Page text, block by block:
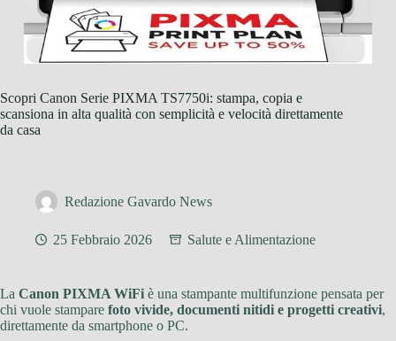
Scopri Canon Serie PIXMA TS7750i: stampa, copia e
scansiona in alta qualità con semplicità e velocità direttamente
da casa
Redazione Gavardo News
25 Febbraio 2026 Salute e Alimentazione
La Canon PIXMA WiFi è una stampante multifunzione pensata per
chi vuole stampare foto vivide, documenti nitidi e progetti creativi,
direttamente da smartphone o PC.